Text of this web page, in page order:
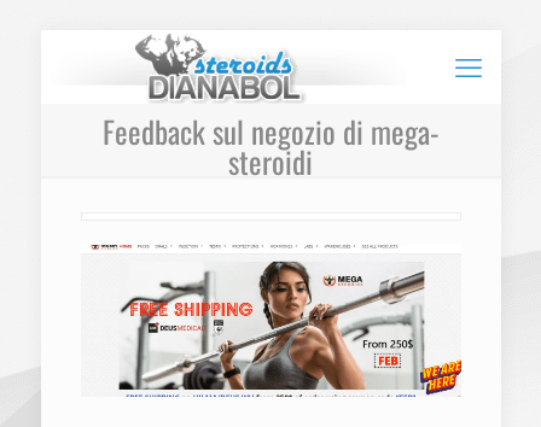
Feedback sul negozio di mega-
steroidi